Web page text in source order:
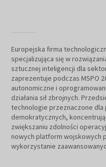
Europejska firma
specjalizująca się w
sztucznej inteligencji dla
zaprezentuje podczas MSPO
autonomiczne i
działania sił zbrojnych.
technologie przeznaczone dla
demokratycznych,
zwiększaniu zdolności
nowych platform wojskowych
wykorzystanie